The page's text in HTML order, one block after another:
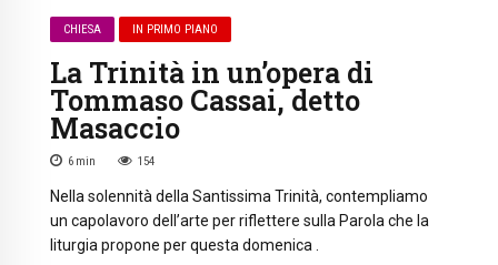
CHIESA IN PRIMO PIANO
La Trinità in un’opera di
Tommaso Cassai, detto
Masaccio
6 min 154
Nella solennità della Santissima Trinità, contempliamo
un capolavoro dell’arte per riflettere sulla Parola che la
liturgia propone per questa domenica .